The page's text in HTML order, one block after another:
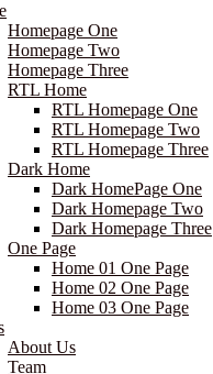
Homepage One
Homepage Two
Homepage Three
RTL Home
RTL Homepage One
RTL Homepage Two
RTL Homepage Three
Dark Home
Dark HomePage One
Dark Homepage Two
Dark Homepage Three
One Page
Home 01 One Page
Home 02 One Page
Home 03 One Page
About Us
Team